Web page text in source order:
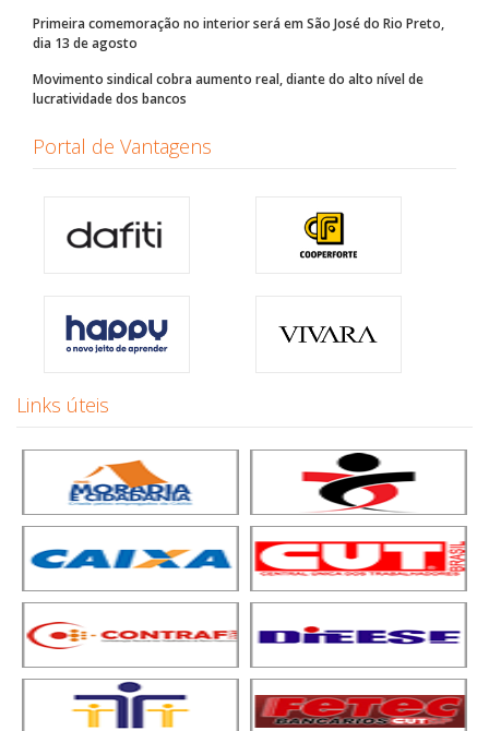
Primeira comemoração no interior será em São José do Rio Preto,
dia 13 de agosto
Movimento sindical cobra aumento real, diante do alto nível de
lucratividade dos bancos
Portal de Vantagens
Links úteis